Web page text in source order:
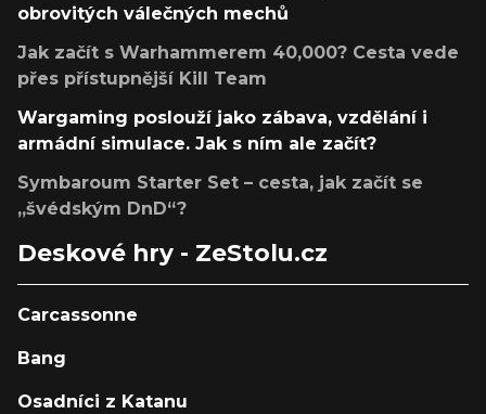
obrovitých válečných mechů
Jak začít s Warhammerem 40,000? Cesta vede
přes přístupnější Kill Team
Wargaming poslouží jako zábava, vzdělání i
armádní simulace. Jak s ním ale začít?
Symbaroum Starter Set – cesta, jak začít se
„švédským DnD“?
Deskové hry - ZeStolu.cz
Carcassonne
Bang
Osadníci z Katanu